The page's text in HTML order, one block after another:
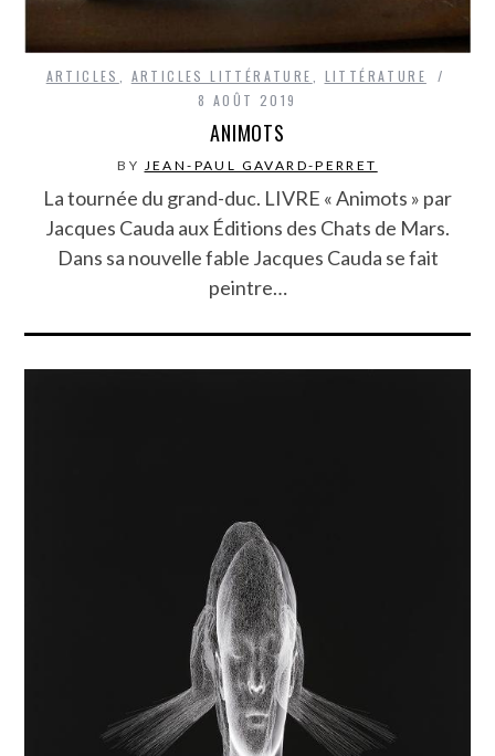
ARTICLES ARTICLES LITTÉRATURE
LITTÉRATURE
8 AOÛT 2019
ANIMOTS
BY JEAN-PAUL GAVARD-PERRET
La tournée du grand-duc. LIVRE « Animots » par
Jacques Cauda aux Éditions des Chats de Mars.
Dans sa nouvelle fable Jacques Cauda se fait
peintre…